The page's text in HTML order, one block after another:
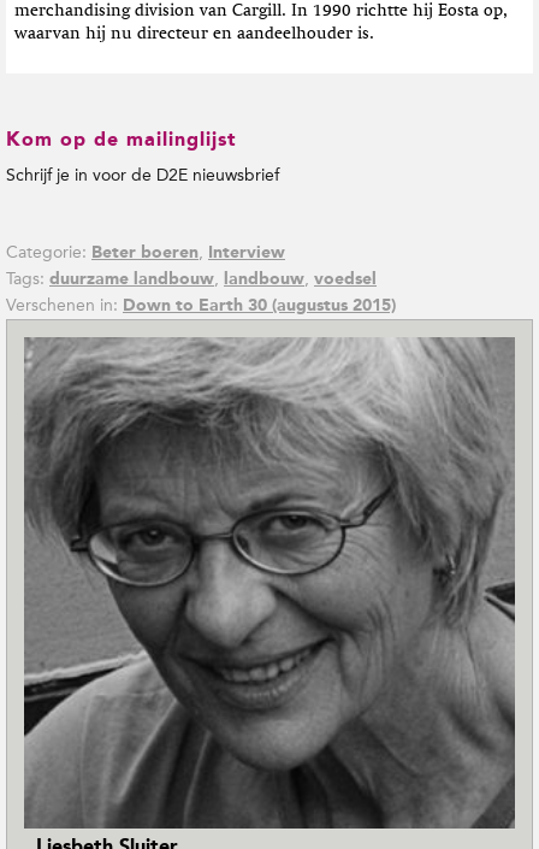
merchandising division van Cargill. In 1990 richtte hij Eosta op,
waarvan hij nu directeur en aandeelhouder is.
Kom op de mailinglijst
Schrijf je in voor de D2E nieuwsbrief
Categorie: Beter boeren, Interview
Tags: duurzame landbouw, landbouw, voedsel
Verschenen in: Down to Earth 30 (augustus 2015)